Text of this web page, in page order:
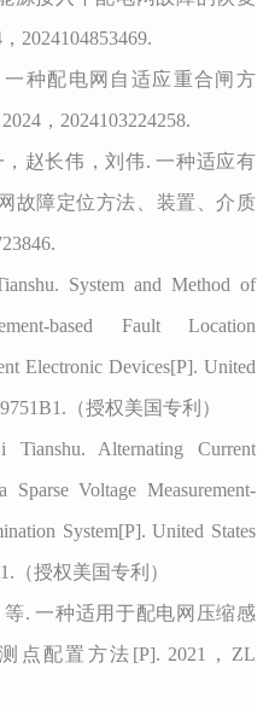
2024104853469.
一种配电网自适应重合闸方
，2024103224258.
赵长伟，刘伟. 一种适应有
故障定位方法、装置、介质
System and Method of
based Fault Location
Electronic Devices[P]. United
（授权美国专利）
Alternating Current
Voltage Measurement-
System[P]. United States
（授权美国专利）
. 一种适用于配电网压缩感
点配置方法[P]. 2021，ZL